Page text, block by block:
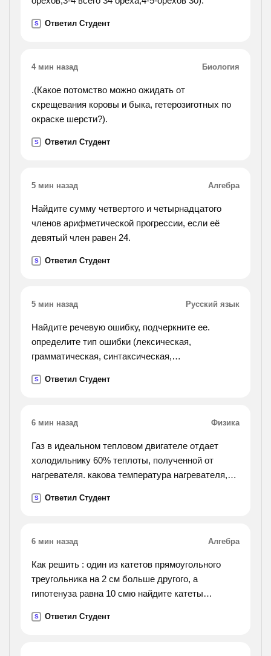
S Ответил Студент
4 мин назад Биология
.(Какое потомство можно ожидать от
скрещевания коровы и быка, гетерозиготных по
окраске шерсти?).
S Ответил Студент
5 мин назад Алгебра
Найдите сумму четвертого и четырнадцатого
членов арифметической прогрессии, если её
девятый член равен 24.
S Ответил Студент
5 мин назад Русский язык
Найдите речевую ошибку, подчеркните ее.
определите тип ошибки (лексическая,
грамматическая, синтаксическая,
вариант предложения. 1)полезная емкость
проблемах. 3)нога провалилась в снег почти до
колена. их трудно было вытаскивать. 4)за
последний год спортсмены достигнули больших
успехов. 5)он ругает нелепые порядки,
хирургическом отделении. 6)на конференции
7)основание гортани образует перстневидный
хрящ, напоминающий перстень с печаткой.
премиями удостоены более 100 человек. 9)мы
тракторы. 10)хотя в году мы и неплохо
S Ответил Студент
6 мин назад Физика
Газ в идеальном тепловом двигателе отдает
холодильнику 60% теплоты, полученной от
нагревателя. какова температура нагревателя,
S Ответил Студент
6 мин назад Алгебра
Как решить : один из катетов прямоугольного
треугольника на 2 см больше другого, а
гипотенуза равна 10 смю найдите катеты
S Ответил Студент